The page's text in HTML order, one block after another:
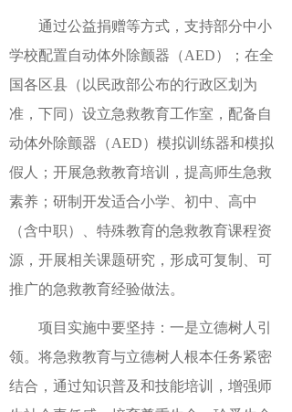
通过公益捐赠等方式，支持部分中小
学校配置自动体外除颤器（AED）；在全
国各区县（以民政部公布的行政区划为
准，下同）设立急救教育工作室，配备自
动体外除颤器（AED）模拟训练器和模拟
假人；开展急救教育培训，提高师生急救
素养；研制开发适合小学、初中、高中
（含中职）、特殊教育的急救教育课程资
源，开展相关课题研究，形成可复制、可
推广的急救教育经验做法。
项目实施中要坚持：一是立德树人引
领。将急救教育与立德树人根本任务紧密
结合，通过知识普及和技能培训，增强师